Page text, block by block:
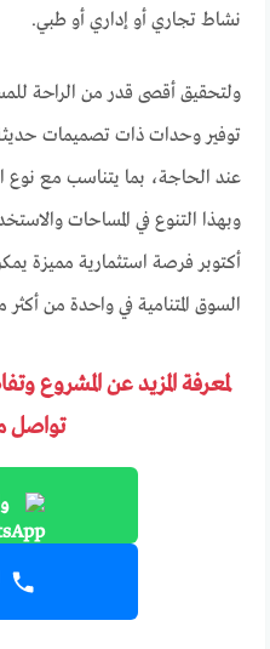
نشاط تجاري أو إداري أو طبي.
ولتحقيق أقصى قدر من الراحة
توفير وحدات ذات تصميمات
عند الحاجة، بما يتناسب مع نوع
وبهذا التنوع في المساحات
أكتوبر فرصة استثمارية مميزة
السوق المتنامية في واحدة من أكثر
لمعرفة المزيد عن المشروع
تواصل